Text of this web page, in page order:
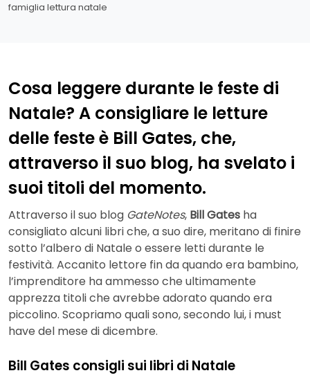
famiglia lettura natale
Cosa leggere durante le feste di
Natale? A consigliare le letture
delle feste è Bill Gates, che,
attraverso il suo blog, ha svelato i
suoi titoli del momento.
Attraverso il suo blog GateNotes, Bill Gates ha
consigliato alcuni libri che, a suo dire, meritano di finire
sotto l’albero di Natale o essere letti durante le
festività. Accanito lettore fin da quando era bambino,
l’imprenditore ha ammesso che ultimamente
apprezza titoli che avrebbe adorato quando era
piccolino. Scopriamo quali sono, secondo lui, i must
have del mese di dicembre.
Bill Gates consigli sui libri di Natale